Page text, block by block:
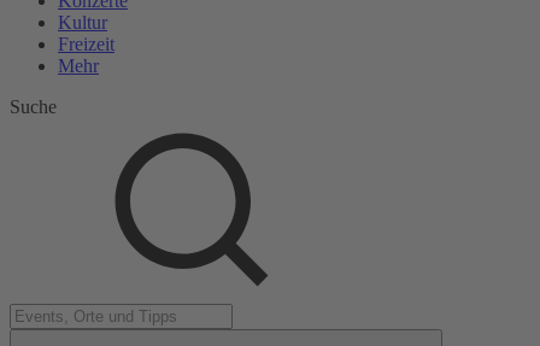
Kultur
Freizeit
Mehr
Suche